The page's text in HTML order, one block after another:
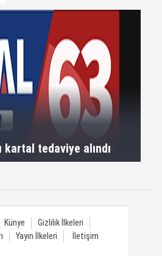
kartal tedaviye alındı
Künye
Gizlilik İlkeleri
Yayın İlkeleri İletişim